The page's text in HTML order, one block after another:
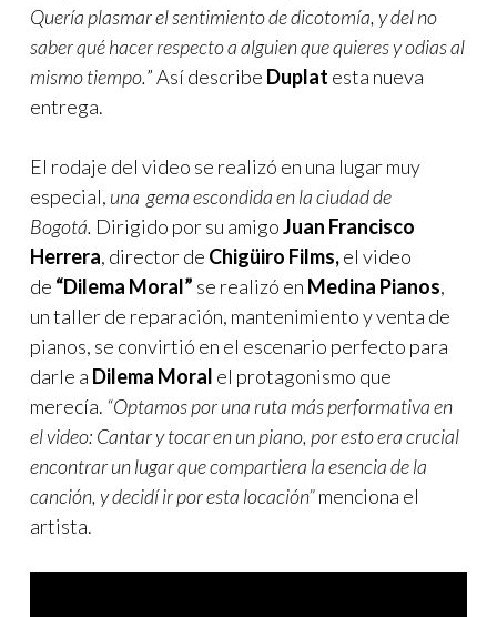
Quería plasmar el sentimiento de dicotomía, y del no
saber qué hacer respecto a alguien que quieres y odias al
mismo tiempo.” Así describe Duplat esta nueva
entrega.
El rodaje del video se realizó en una lugar muy
especial, una gema escondida en la ciudad de
Bogotá. Dirigido por su amigoJuan Francisco
Herrera, director de Chigüiro Films,el video
de “Dilema Moral” se realizó en Medina Pianos,
un taller de reparación, mantenimiento y venta de
pianos, se convirtió en el escenario perfecto para
darle a Dilema Moral el protagonismo que
merecía. “Optamos por una ruta más performativa en
el video: Cantar y tocar en un piano, por esto era crucial
encontrar un lugar que compartiera la esencia de la
canción, y decidí ir por esta locación”menciona el
artista.